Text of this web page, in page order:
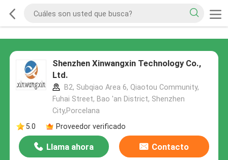
Shenzhen Xinwangxin Technology Co.,
Ltd.
B2, Subqiao Area 6, Qiaotou Community,
Fuhai Street, Bao 'an District, Shenzhen
City,Porcelana
5.0
Proveedor verificado
Llama ahora Contacto